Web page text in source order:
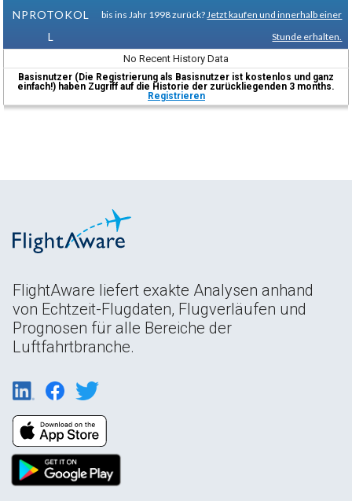
NPROTOKOL
L
bis ins Jahr 1998 zurück? Jetzt kaufen und innerhalb einer
Stunde erhalten.
No Recent History Data
Basisnutzer (Die Registrierung als Basisnutzer ist kostenlos und ganz
einfach!) haben Zugriff auf die Historie der zurückliegenden 3 months.
Registrieren
FlightAware liefert exakte Analysen anhand
von Echtzeit-Flugdaten, Flugverläufen und
Prognosen für alle Bereiche der
Luftfahrtbranche.